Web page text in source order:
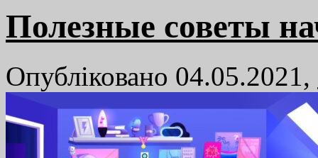
Полезные советы
Опубліковано 04.05.2021,